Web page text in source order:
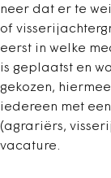
neer dat er te
of
eerst in welke
is geplaatst en
gekozen,
iedereen met
(agrariërs,
vacature.